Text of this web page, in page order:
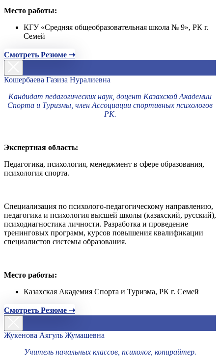
Место работы:
КГУ «Средняя общеобразовательная школа № 9», РК г.
Семей
Смотреть Резюме ➝
Кошербаева Газиза Нуралиевна
Кандидат педагогических наук, доцент Казахской Академии
Спорта и Туризмы, член Ассоциации спортивных психологов
РК.
Экспертная область:
Педагогика, психология, менеджмент в сфере образования,
психология спорта.
Специализация по психолого-педагогическому направлению,
педагогика и психология высшей школы (казахский, русский),
психодиагностика личности. Разработка и проведение
тренинговых программ, курсов повышения квалификации
специалистов системы образования.
Место работы:
Казахская Академия Спорта и Туризма, РК г. Семей
Смотреть Резюме ➝
Жукенова Аягуль Жумашевна
Учитель начальных классов, психолог, копирайтер.